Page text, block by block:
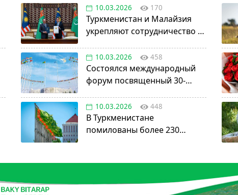
нефтегазовой отрасли
10.03.2026 170
Туркменистан и Малайзия
укрепляют сотрудничество в
10.03.2026 458
Состоялся международный
форум посвященный 30-
постоянного нейтралитета
10.03.2026 448
В Туркменистане
помилованы более 230